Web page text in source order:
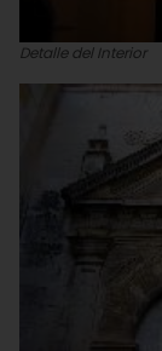
Detalle del Interior